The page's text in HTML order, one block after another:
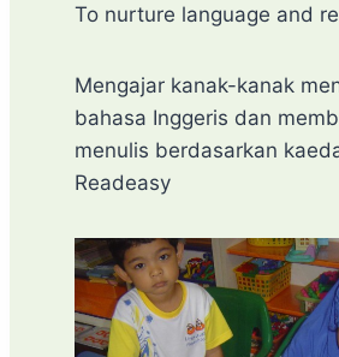
To nurture language and
Mengajar kanak-kanak
bahasa Inggeris dan
menulis berdasarkan
Readeasy